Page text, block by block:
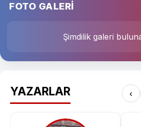
FOTO GALERİ
Şimdilik galeri
YAZARLAR ‹